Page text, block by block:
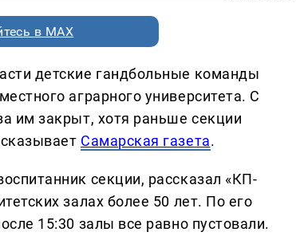
в MAX
детские гандбольные команды
аграрного университета. С
им закрыт, хотя раньше секции
Самарская газета.
секции, рассказал «КП-
залах более 50 лет. По его
15:30 залы все равно пустовали.